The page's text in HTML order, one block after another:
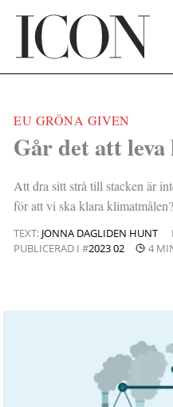
innehåll
EU GRÖNA GIVEN
Går det att
Att dra sitt strå till stacken är
för att vi ska klara klimatmålen?
TEXT: JONNA DAGLIDEN HUNT
PUBLICERAD I #2023 02 4